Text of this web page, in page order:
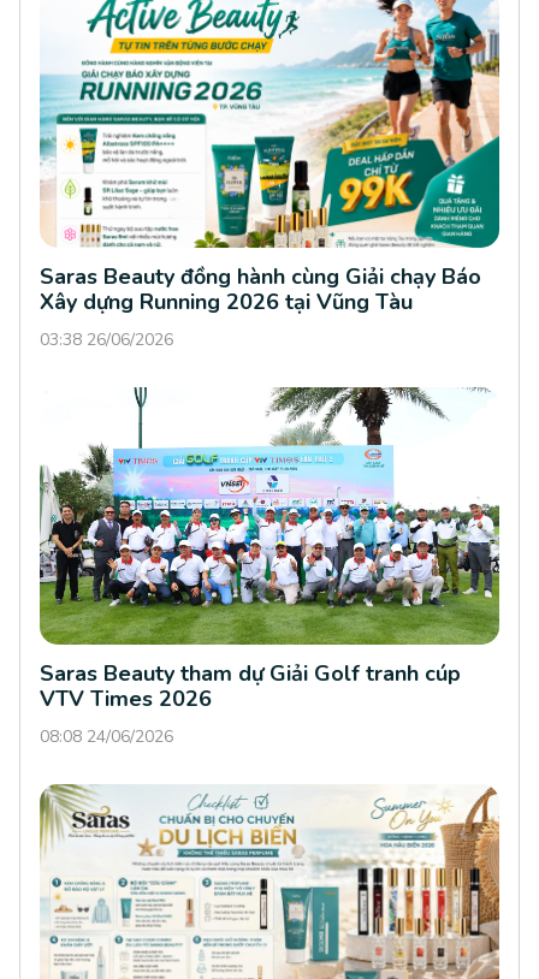
Saras Beauty đồng hành cùng Giải chạy Báo
Xây dựng Running 2026 tại Vũng Tàu
03:38 26/06/2026
Saras Beauty tham dự Giải Golf tranh cúp
VTV Times 2026
08:08 24/06/2026